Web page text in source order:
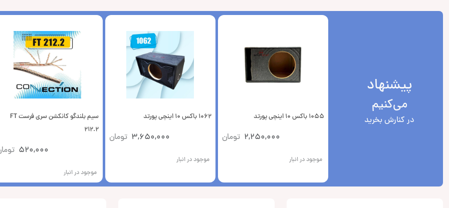
پیشنهاد
می‌کنیم
در کنارش بخرید 1055 باکس 10 اینچی پورتد
2,250,000 تومان
موجود در انبار
1062 باکس 10 اینچی پورتد
3,650,000 تومان
موجود در انبار
سیم بلندگو کانکشن سری فرست FT
212.2
520,000
موجود در انبار